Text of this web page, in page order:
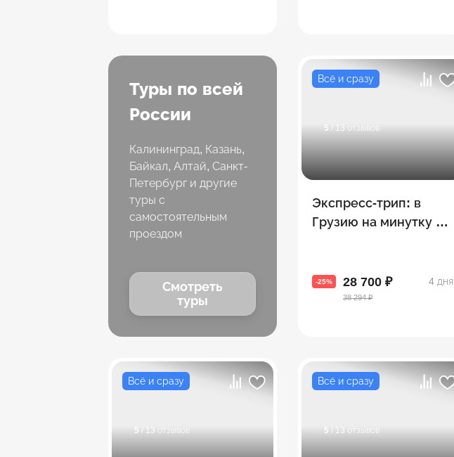
Туры по всей
России
Калининград, Казань,
Байкал, Алтай, Санкт-
Петербург и другие
туры с
самостоятельным
проездом
Смотреть
туры
Всё и сразу
5 / 13 отзывов
Экспресс-трип: в
Грузию на минутку –
-25% 28 700 ₽
38 294 ₽
4 дня
Всё и сразу
5 / 13 отзывов
Всё и сразу
5 / 13 отзывов